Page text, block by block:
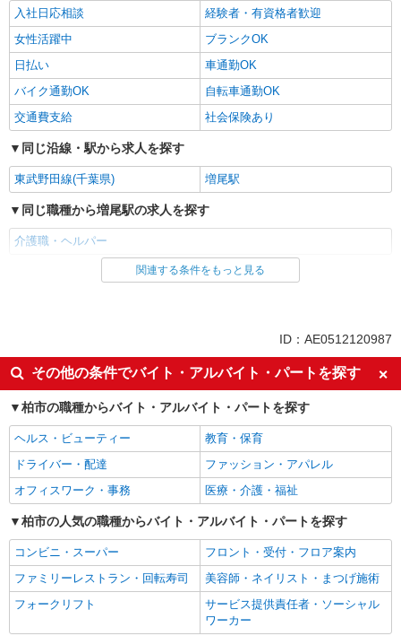
入社日応相談
経験者・有資格者歓迎
女性活躍中
ブランクOK
日払い
車通勤OK
バイク通勤OK
自転車通勤OK
交通費支給
社会保険あり
同じ沿線・駅から求人を探す
東武野田線(千葉県) 増尾駅
同じ職種から増尾駅の求人を探す
介護職・ヘルパー
同じ雇用形態から増尾駅の求人を探す
入社日応相談
経験者・有資格者歓迎
女性活躍中
ブランクOK
日払い
車通勤OK
バイク通勤OK
自転車通勤OK
交通費支給
社会保険あり
同じ職種から求人を探す
医療・介護・福祉
介護職・ヘルパー
同じ特徴から求人を探す
車通勤OK
関連する条件をもっと見る
ID：AE0512120987
その他の条件でバイト・アルバイト・パートを探す
柏市の職種からバイト・アルバイト・パートを探す
ヘルス・ビューティー
教育・保育
ドライバー・配達
ファッション・アパレル
オフィスワーク・事務
医療・介護・福祉
柏市の人気の職種からバイト・アルバイト・パートを探す
コンビニ・スーパー
フロント・受付・フロア案内
ファミリーレストラン・回転寿司
美容師・ネイリスト・まつげ施術
フォークリフト
サービス提供責任者・ソーシャル
ワーカー